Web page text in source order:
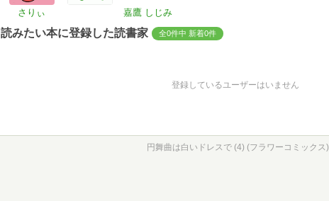
さりぃ 嘉鷹 しじみ
読みたい本に登録した読書家 全0件中 新着0件
登録しているユーザーはいません
円舞曲は白いドレスで (4) (フラワーコミックス)